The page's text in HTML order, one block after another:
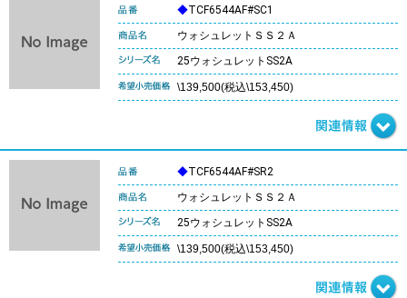
◆TCF6544AF#SC1
ウォシュレットＳＳ２Ａ
25ウォシュレットSS2A
\139,500(税込\153,450)
◆TCF6544AF#SR2
ウォシュレットＳＳ２Ａ
25ウォシュレットSS2A
\139,500(税込\153,450)